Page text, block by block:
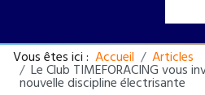
Vous êtes ici : Accueil Articles
Le Club TIMEFORACING vous
nouvelle discipline électrisante